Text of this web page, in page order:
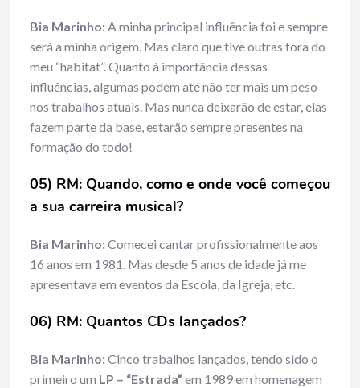
Bia Marinho:A minha principal influência foi e sempre
será a minha origem. Mas claro que tive outras fora do
meu “habitat”. Quanto à importância dessas
influências, algumas podem até não ter mais um peso
nos trabalhos atuais. Mas nunca deixarão de estar, elas
fazem parte da base, estarão sempre presentes na
formação do todo!
05) RM: Quando, como e onde você começou
a sua carreira musical?
Bia Marinho:Comecei cantar profissionalmente aos
16 anos em 1981. Mas desde 5 anos de idade já me
apresentava em eventos da Escola, da Igreja, etc.
06) RM: Quantos CDs lançados?
Bia Marinho:Cinco trabalhos lançados, tendo sido o
primeiro um LP – “Estrada” em 1989 em homenagem